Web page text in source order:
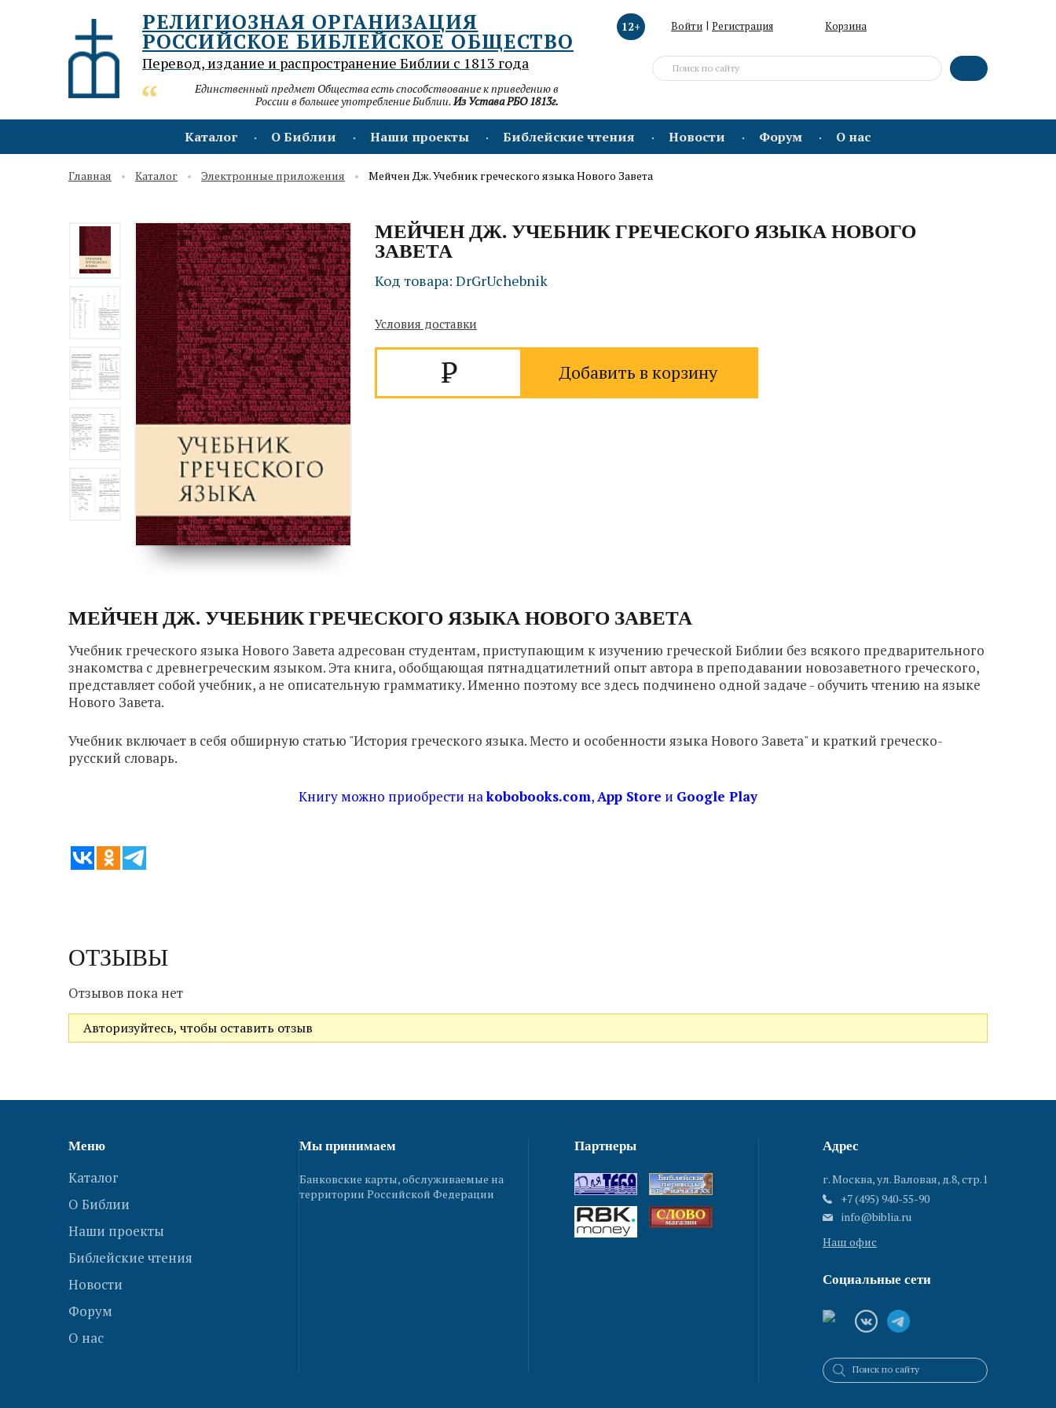
РЕЛИГИОЗНАЯ ОРГАНИЗАЦИЯ
РОССИЙСКОЕ БИБЛЕЙСКОЕ ОБЩЕСТВО
Перевод, издание и распространение Библии с 1813 года
Единственный предмет Общества есть способствование к приведению в
России в большее употребление Библии.Из Устава РБО 1813г.
12+ Войти | Регистрация Корзина
Каталог О Библии Наши проекты Библейские чтения Новости Форум О нас
Главная Каталог Электронные приложения Мейчен Дж. Учебник греческого языка Нового Завета
МЕЙЧЕН ДЖ. УЧЕБНИК ГРЕЧЕСКОГО ЯЗЫКА НОВОГО
ЗАВЕТА
Код товара: DrGrUchebnik
Условия доставки
Добавить в корзину
МЕЙЧЕН ДЖ. УЧЕБНИК ГРЕЧЕСКОГО ЯЗЫКА НОВОГО ЗАВЕТА
Учебник греческого языка Нового Завета адресован студентам, приступающим к изучению греческой Библии без всякого предварительного
знакомства с древнегреческим языком. Эта книга, обобщающая пятнадцатилетний опыт автора в преподавании новозаветного греческого,
представляет собой учебник, а не описательную грамматику. Именно поэтому все здесь подчинено одной задаче - обучить чтению на языке
Нового Завета.
Учебник включает в себя обширную статью "История греческого языка. Место и особенности языка Нового Завета" и краткий греческо-
русский словарь.
Книгу можно приобрести наkobobooks.com,App Store и Google Play
ОТЗЫВЫ
Отзывов пока нет
Авторизуйтесь, чтобы оставить отзыв
Меню
Каталог
О Библии
Наши проекты
Библейские чтения
Новости
Форум
О нас
Мы принимаем
Банковские карты, обслуживаемые на
территории Российской Федерации
Партнеры Адрес
г. Москва, ул. Валовая, д.8, стр.1
+7 (495) 940-55-90
info@biblia.ru
Наш офис
Социальные сети